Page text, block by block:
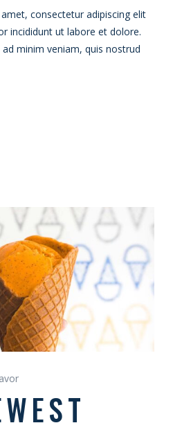
consectetur adipiscing elit
incididunt ut labore et dolore.
minim veniam, quis nostrud